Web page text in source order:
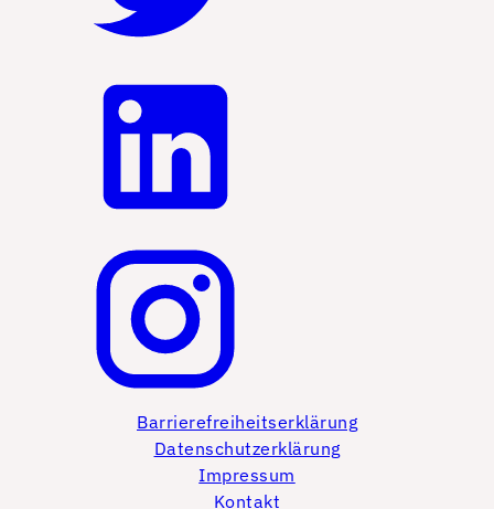
Barrierefreiheitserklärung
Datenschutzerklärung
Impressum
Kontakt